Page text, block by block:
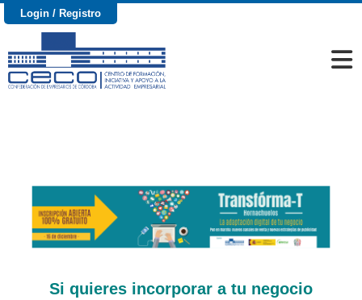
Login / Registro
Si quieres incorporar a tu negocio